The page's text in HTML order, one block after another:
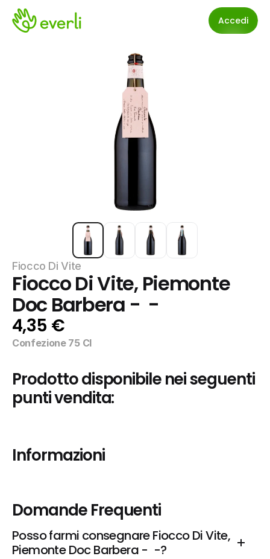
Accedi
Fiocco Di Vite
Fiocco Di Vite, Piemonte
Doc Barbera -  -
4,35 €
Confezione 75 Cl
Prodotto disponibile nei seguenti
punti vendita:
Informazioni
Domande Frequenti
Posso farmi consegnare Fiocco Di Vite,
Piemonte Doc Barbera -  -?